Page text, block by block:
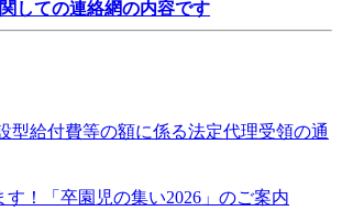
しての連絡網の内容です
型給付費等の額に係る法定代理受領の通
す！「卒園児の集い2026」のご案内